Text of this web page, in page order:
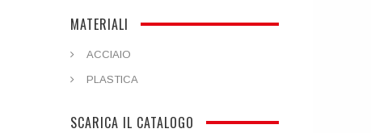
MATERIALI
ACCIAIO
PLASTICA
SCARICA IL CATALOGO